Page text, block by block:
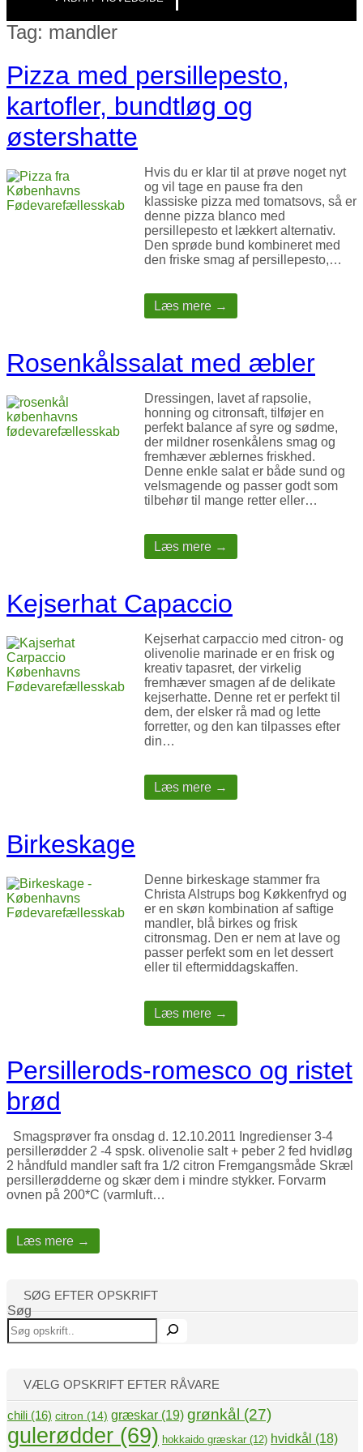
Tag: mandler
Pizza med persillepesto,
kartofler, bundtløg og
østershatte
Hvis du er klar til at prøve noget nyt
og vil tage en pause fra den
klassiske pizza med tomatsovs, så er
denne pizza blanco med
persillepesto et lækkert alternativ.
Den sprøde bund kombineret med
den friske smag af persillepesto,…
Læs mere →
Rosenkålssalat med æbler
Dressingen, lavet af rapsolie,
honning og citronsaft, tilføjer en
perfekt balance af syre og sødme,
der mildner rosenkålens smag og
fremhæver æblernes friskhed.
Denne enkle salat er både sund og
velsmagende og passer godt som
tilbehør til mange retter eller…
Læs mere →
Kejserhat Capaccio
Kejserhat carpaccio med citron- og
olivenolie marinade er en frisk og
kreativ tapasret, der virkelig
fremhæver smagen af de delikate
kejserhatte. Denne ret er perfekt til
dem, der elsker rå mad og lette
forretter, og den kan tilpasses efter
din…
Læs mere →
Birkeskage
Denne birkeskage stammer fra
Christa Alstrups bog Køkkenfryd og
er en skøn kombination af saftige
mandler, blå birkes og frisk
citronsmag. Den er nem at lave og
passer perfekt som en let dessert
eller til eftermiddagskaffen.
Læs mere →
Persillerods-romesco og ristet
brød
Smagsprøver fra onsdag d. 12.10.2011 Ingredienser 3-4
persillerødder 2 -4 spsk. olivenolie salt + peber 2 fed hvidløg
2 håndfuld mandler saft fra 1/2 citron Fremgangsmåde Skræl
persillerødderne og skær dem i mindre stykker. Forvarm
ovnen på 200*C (varmluft…
Læs mere →
SØG EFTER OPSKRIFT
Søg
VÆLG OPSKRIFT EFTER RÅVARE
chili (16) citron (14) græskar (19) grønkål (27)
gulerødder (69) hokkaido græskar (12) hvidkål (18)